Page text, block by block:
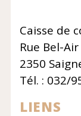
Caisse de
Rue Bel-
2350
Tél. : 032/
LIENS